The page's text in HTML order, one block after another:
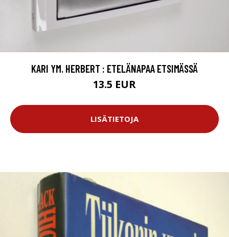
KARI YM. HERBERT : ETELÄNAPAA ETSIMÄSSÄ
13.5 EUR
LISÄTIETOJA